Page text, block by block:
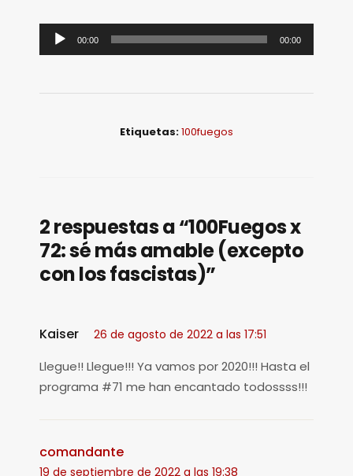
e
r
o
r
d
u
d
i
00:00 00:00
Etiquetas:100fuegos
2 respuestas a “100Fuegos x
72: sé más amable (excepto
con los fascistas)”
Kaiser 26 de agosto de 2022 a las 17:51
Llegue!! Llegue!!! Ya vamos por 2020!!! Hasta el
programa #71 me han encantado todossss!!!
comandante
19 de septiembre de 2022 a las 19:38